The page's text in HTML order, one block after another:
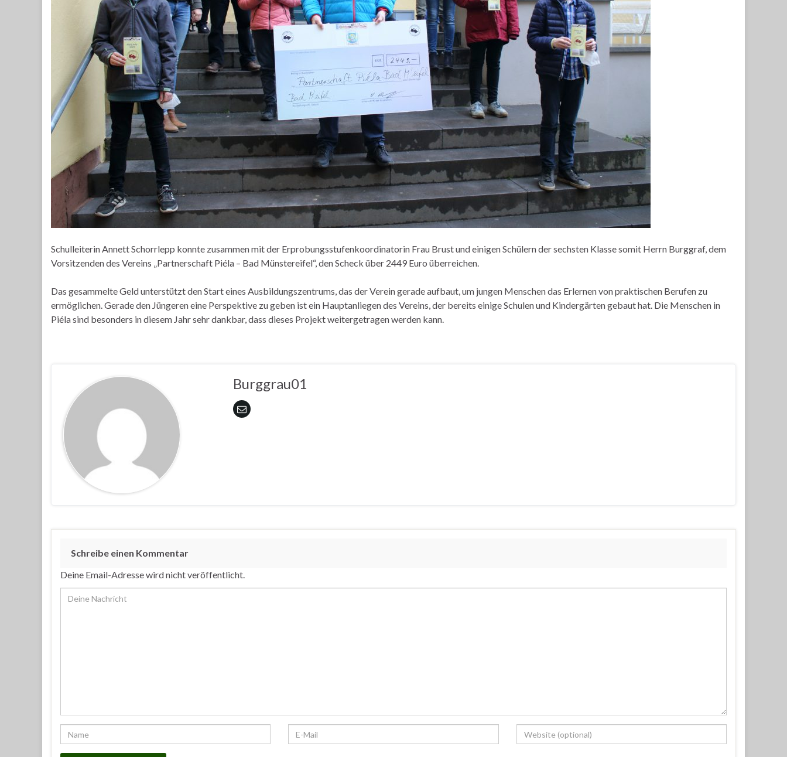
Schulleiterin Annett Schorrlepp konnte zusammen mit der Erprobungsstufenkoordinatorin Frau Brust und einigen Schülern der sechsten Klasse somit Herrn Burggraf, dem
Vorsitzenden des Vereins „Partnerschaft Piéla – Bad Münstereifel“, den Scheck über 2449 Euro überreichen.
Das gesammelte Geld unterstützt den Start eines Ausbildungszentrums, das der Verein gerade aufbaut, um jungen Menschen das Erlernen von praktischen Berufen zu
ermöglichen. Gerade den Jüngeren eine Perspektive zu geben ist ein Hauptanliegen des Vereins, der bereits einige Schulen und Kindergärten gebaut hat. Die Menschen in
Piéla sind besonders in diesem Jahr sehr dankbar, dass dieses Projekt weitergetragen werden kann.
Burggrau01
Schreibe einen Kommentar
Deine Email-Adresse wird nicht veröffentlicht.